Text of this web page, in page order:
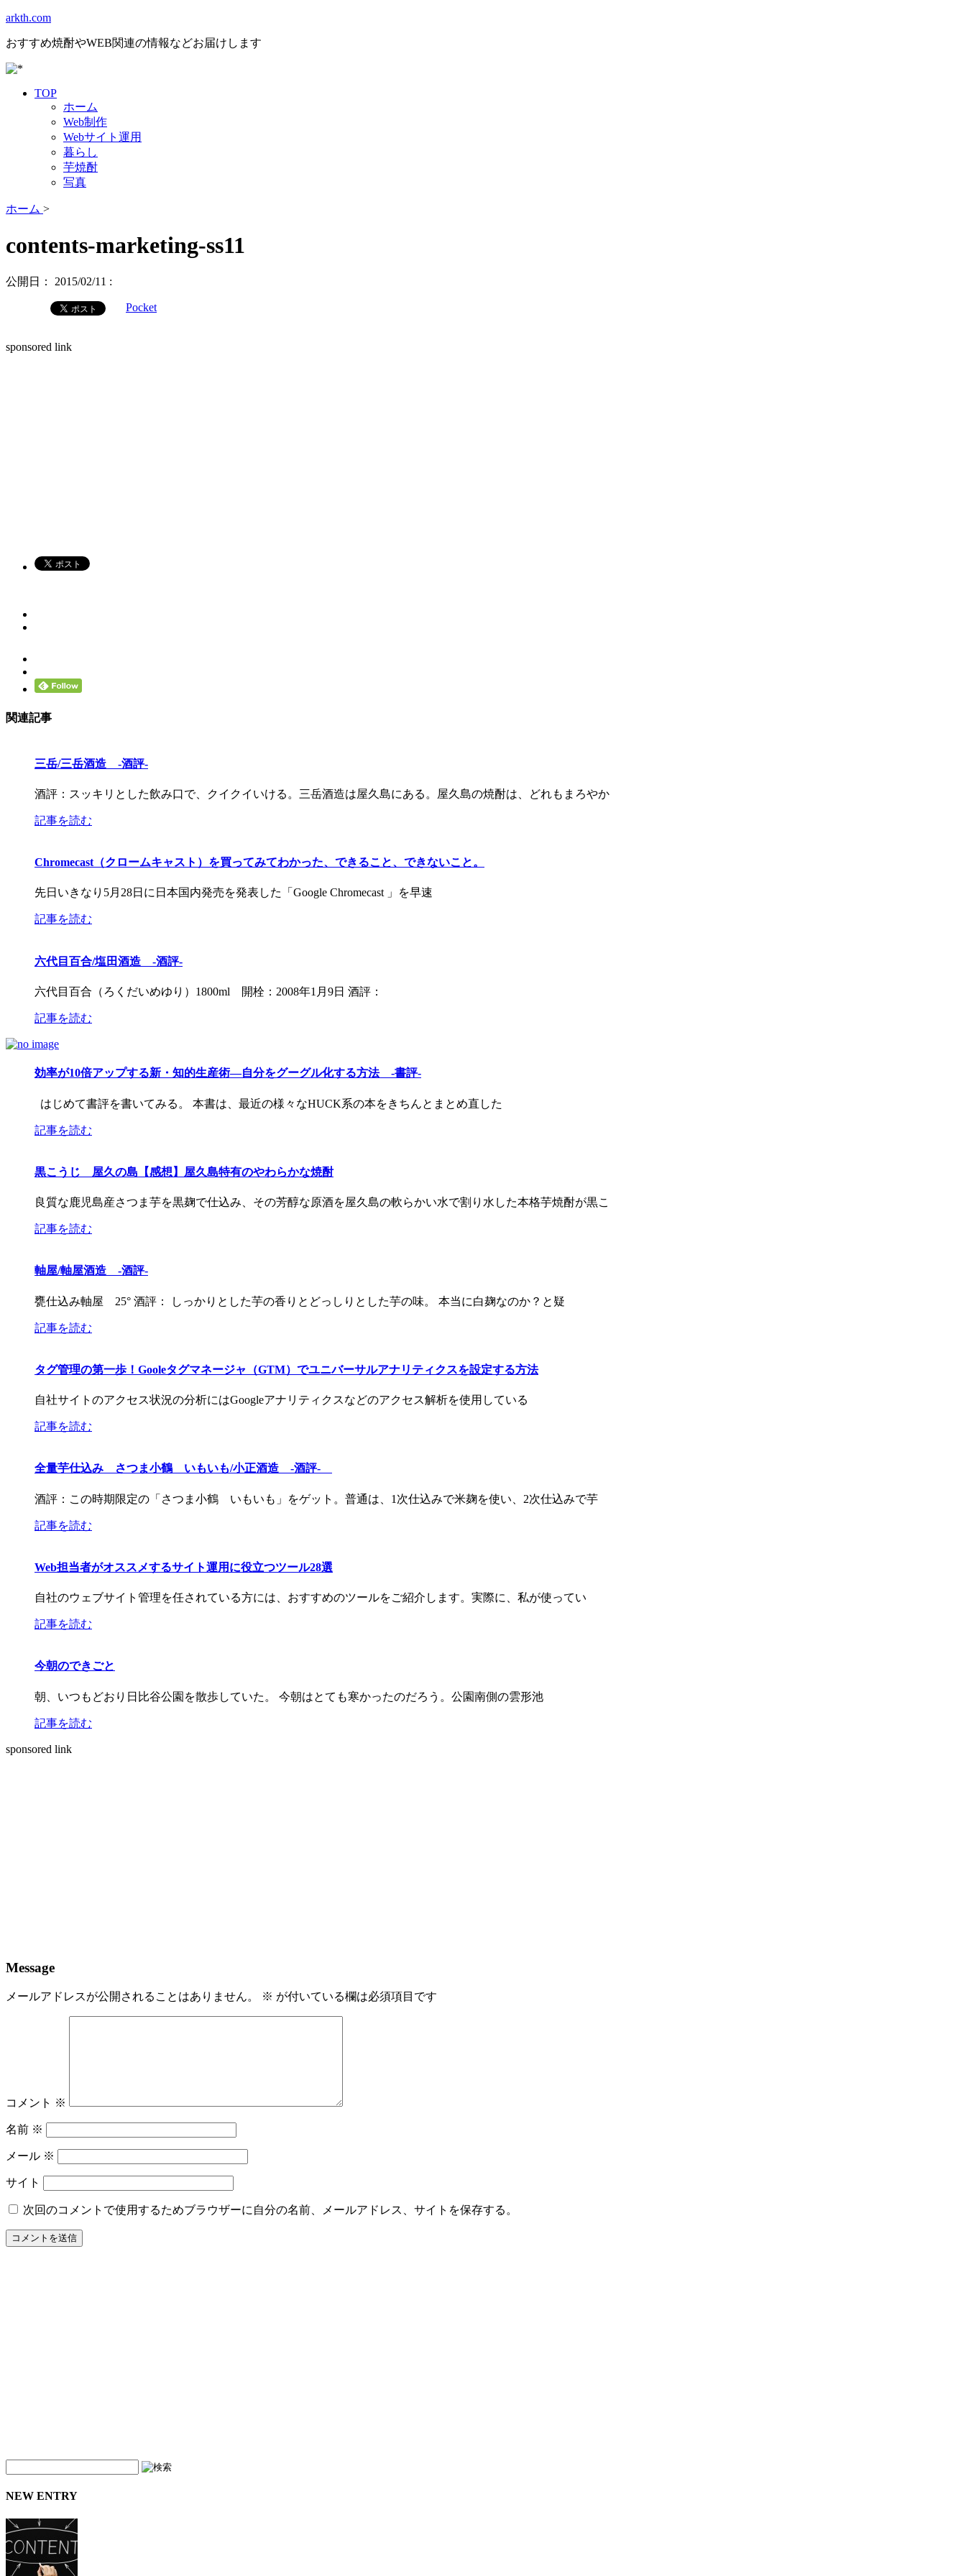
arkth.com
おすすめ焼酎やWEB関連の情報などお届けします
TOP
ホーム
Web制作
Webサイト運用
暮らし
芋焼酎
写真
ホーム >
contents-marketing-ss11
公開日： 2015/02/11 :
Pocket
sponsored link
関連記事
三岳/三岳酒造 -酒評-
酒評：スッキリとした飲み口で、クイクイいける。三岳酒造は屋久島にある。屋久島の焼酎は、どれもまろやか
記事を読む
Chromecast（クロームキャスト）を買ってみてわかった、できること、できないこと。
先日いきなり5月28日に日本国内発売を発表した「Google Chromecast 」を早速
記事を読む
六代目百合/塩田酒造 -酒評-
六代目百合（ろくだいめゆり）1800ml 開栓：2008年1月9日 酒評：
記事を読む
効率が10倍アップする新・知的生産術―自分をグーグル化する方法 -書評-
はじめて書評を書いてみる。 本書は、最近の様々なHUCK系の本をきちんとまとめ直した
記事を読む
黒こうじ 屋久の島【感想】屋久島特有のやわらかな焼酎
良質な鹿児島産さつま芋を黒麹で仕込み、その芳醇な原酒を屋久島の軟らかい水で割り水した本格芋焼酎が黒こ
記事を読む
軸屋/軸屋酒造 -酒評-
甕仕込み軸屋 25° 酒評： しっかりとした芋の香りとどっしりとした芋の味。 本当に白麹なのか？と疑
記事を読む
タグ管理の第一歩！Gooleタグマネージャ（GTM）でユニバーサルアナリティクスを設定する方法
自社サイトのアクセス状況の分析にはGoogleアナリティクスなどのアクセス解析を使用している
記事を読む
全量芋仕込み さつま小鶴 いもいも/小正酒造 -酒評-
酒評：この時期限定の「さつま小鶴 いもいも」をゲット。普通は、1次仕込みで米麹を使い、2次仕込みで芋
記事を読む
Web担当者がオススメするサイト運用に役立つツール28選
自社のウェブサイト管理を任されている方には、おすすめのツールをご紹介します。実際に、私が使ってい
記事を読む
今朝のできごと
朝、いつもどおり日比谷公園を散歩していた。 今朝はとても寒かったのだろう。公園南側の雲形池
記事を読む
sponsored link
Message
メールアドレスが公開されることはありません。 ※ が付いている欄は必須項目です
コメント ※
名前 ※
メール ※
サイト
次回のコメントで使用するためブラウザーに自分の名前、メールアドレス、サイトを保存する。
NEW ENTRY